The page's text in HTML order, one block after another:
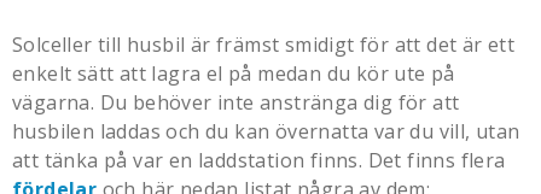
Solceller till husbil är främst smidigt för att det är ett
enkelt sätt att lagra el på medan du kör ute på
vägarna. Du behöver inte anstränga dig för att
husbilen laddas och du kan övernatta var du vill, utan
att tänka på var en laddstation finns. Det finns flera